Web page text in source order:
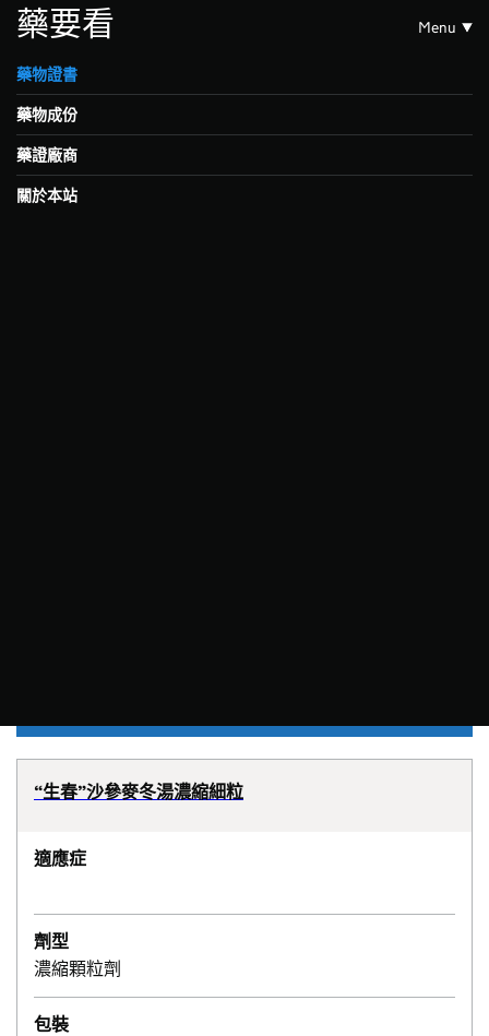
藥要看 Menu
藥物證書
藥物成份
藥證廠商
關於本站
“生春”沙參麥冬湯濃縮細粒
適應症
劑型
濃縮顆粒劑
包裝